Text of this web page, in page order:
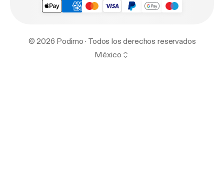
© 2026 Podimo · Todos los derechos reservados
México